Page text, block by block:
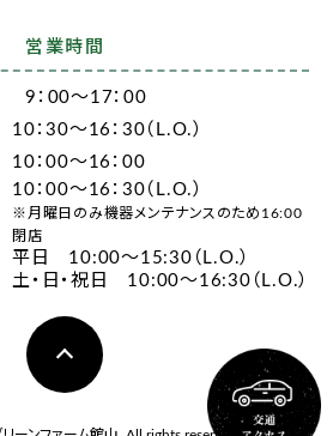
営業時間
9：00～17：00
10：30～16：30（L.O.）
10：00～16：00
10：00～16：30（L.O.）
※月曜日のみ機器メンテナンスのため16:00
閉店
平日 10:00～15:30（L.O.）
土・日・祝日 10:00～16:30（L.O.）